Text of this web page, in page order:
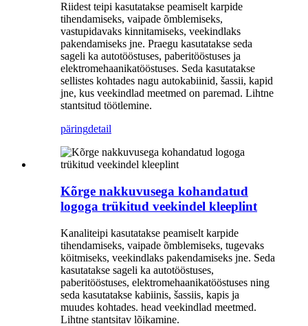
Riidest teipi kasutatakse peamiselt karpide
tihendamiseks, vaipade õmblemiseks,
vastupidavaks kinnitamiseks, veekindlaks
pakendamiseks jne. Praegu kasutatakse seda
sageli ka autotööstuses, paberitööstuses ja
elektromehaanikatööstuses. Seda kasutatakse
sellistes kohtades nagu autokabiinid, šassii, kapid
jne, kus veekindlad meetmed on paremad. Lihtne
stantsitud töötlemine.
päringdetail
Kõrge nakkuvusega kohandatud
logoga trükitud veekindel kleeplint
Kanaliteipi kasutatakse peamiselt karpide
tihendamiseks, vaipade õmblemiseks, tugevaks
köitmiseks, veekindlaks pakendamiseks jne. Seda
kasutatakse sageli ka autotööstuses,
paberitööstuses, elektromehaanikatööstuses ning
seda kasutatakse kabiinis, šassiis, kapis ja
muudes kohtades. head veekindlad meetmed.
Lihtne stantsitav lõikamine.